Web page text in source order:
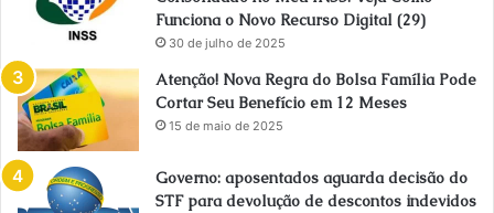
Funciona o Novo Recurso Digital (29)
30 de julho de 2025
Atenção! Nova Regra do Bolsa Família Pode
Cortar Seu Benefício em 12 Meses
15 de maio de 2025
Governo: aposentados aguarda decisão do
STF para devolução de descontos indevidos